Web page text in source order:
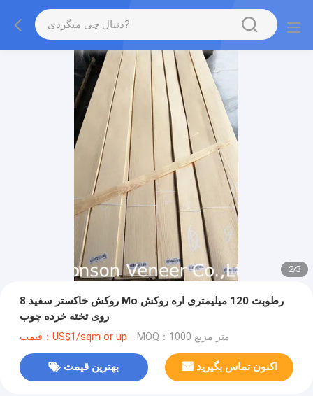
2/3
روکش خاکستر سفید 8 Mo رطوبت 120 میلیمتری اره روکش
روی تخته خرده چوب
قیمت：US$1/sqm or up MOQ：1000 متر مربع
بهترین قیمت اکنون تماس بگیرید